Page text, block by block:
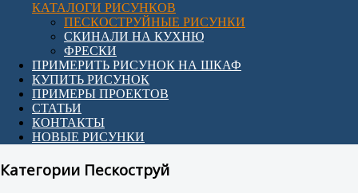
КАТАЛОГИ РИСУНКОВ
ПЕСКОСТРУЙНЫЕ РИСУНКИ
СКИНАЛИ НА КУХНЮ
ФРЕСКИ
ПРИМЕРИТЬ РИСУНОК НА ШКАФ
КУПИТЬ РИСУНОК
ПРИМЕРЫ ПРОЕКТОВ
СТАТЬИ
КОНТАКТЫ
НОВЫЕ РИСУНКИ
Категории Пескоструй